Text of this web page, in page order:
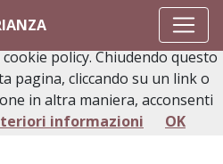
indietro
terzi da questo utilizzati si
al funzionamento ed utili
policy. Chiudendo questo
pagina, cliccando su un link o
in altra maniera, acconsenti
informazioni OK